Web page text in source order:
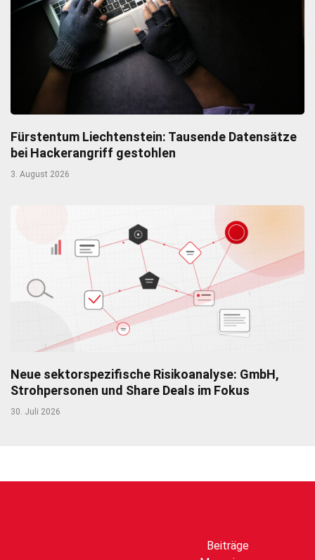
Fürstentum Liechtenstein: Tausende Datensätze
bei Hackerangriff gestohlen
3. August 2026
Neue sektorspezifische Risikoanalyse: GmbH,
Strohpersonen und Share Deals im Fokus
30. Juli 2026
Beiträge